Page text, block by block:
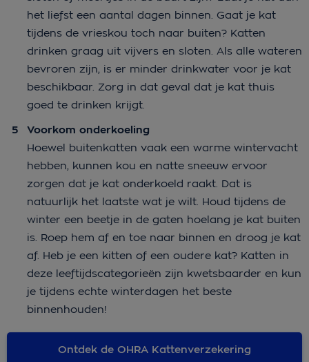
het liefst een aantal dagen binnen. Gaat je kat
tijdens de vrieskou toch naar buiten? Katten
drinken graag uit vijvers en sloten. Als alle wateren
bevroren zijn, is er minder drinkwater voor je kat
beschikbaar. Zorg in dat geval dat je kat thuis
goed te drinken krijgt.
Voorkom onderkoeling
Hoewel buitenkatten vaak een warme wintervacht
hebben, kunnen kou en natte sneeuw ervoor
zorgen dat je kat onderkoeld raakt. Dat is
natuurlijk het laatste wat je wilt. Houd tijdens de
winter een beetje in de gaten hoelang je kat buiten
is. Roep hem af en toe naar binnen en droog je kat
af. Heb je een kitten of een oudere kat? Katten in
deze leeftijdscategorieën zijn kwetsbaarder en kun
je tijdens echte winterdagen het beste
binnenhouden!
Ontdek de OHRA Kattenverzekering